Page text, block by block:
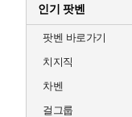
인기 팟벤
팟벤 바로가기
치지직
차벤
걸그룹